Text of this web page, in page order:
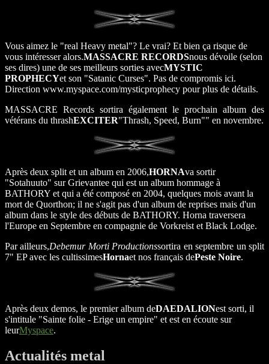
Vous aimez le "real Heavy metal"? Le vrai? Et bien ça risque de
vous intéresser alors.MASSACRE RECORDSnous dévoile (selon
ses dires) une de ses meilleurs sorties avecMYSTIC
PROPHECYet son "Satanic Curses". Pas de compromis ici.
Direction www.myspace.com/mysticprophecy pour plus de détails.
MASSACRE Records sortira également le prochain album des
vétérans du thrashEXCITER"Thrash, Speed, Burn"" en novembre.
Après deux split et un album en 2006,HORNAva sortir
"Sotahuuto" sur Grievantee qui est un album hommage à
BATHORY et qui a été composé en 2004, quelques mois avant la
mort de Quorthon; il ne s'agit pas d'un album de reprises mais d'un
album dans le style des débuts de BATHORY. Horna traversera
l'Europe en Septembre en compagnie de Vorkreist et Black Lodge.
Par ailleurs,Debemur Morti Productionssortira en septembre un split
7" EP avec les cultissimesHornaet nos français dePeste Noire.
Après deux demos, le premier album deDAEDALIONest sorti, il
s'intitule "Sainte folie - Erige un empire" et est en écoute sur
leurMyspace.
Actualités metal